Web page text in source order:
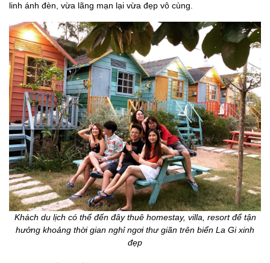
linh ánh đèn, vừa lãng mạn lại vừa đẹp vô cùng.
Khách du lịch có thể đến đây thuê homestay, villa, resort để tận
hưởng khoảng thời gian nghỉ ngơi thư giãn trên biển La Gi xinh
đẹp